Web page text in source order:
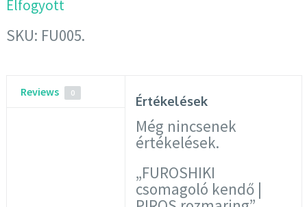
Elfogyott
SKU: FU005.
Reviews 0
Értékelések
Még nincsenek
értékelések.
„FUROSHIKI
csomagoló kendő |